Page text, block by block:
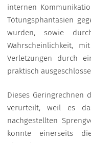
internen
Tötungsphantasien
wurden, sowie
Wahrscheinlichkeit,
Verletzungen durch
praktisch
Dieses Geringrechnen
verurteilt, weil es
nachgestellten
konnte einerseits